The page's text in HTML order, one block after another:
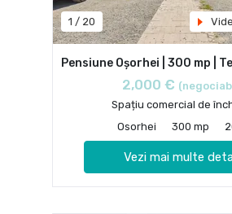
1 / 20
Pensiune Oșorhei | 300 mp |
2,000 €
Spațiu comercial de
Osorhei
300 mp
Vezi mai multe